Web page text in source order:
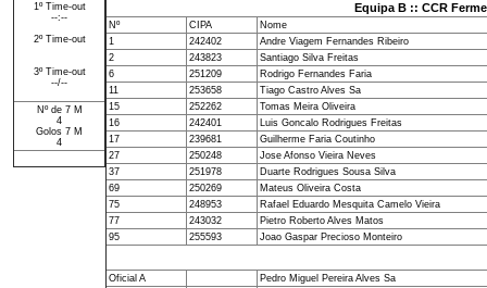
1º Time-out
--:--
2º Time-out
3º Time-out
--/--
Nº de 7 M
4
Golos 7 M
4
Equipa B :: CCR
Nº CIPA
Nome
1
242402
Andre Viagem Fernandes Ribeiro
2
243823
Santiago Silva Freitas
6
251209
Rodrigo Fernandes Faria
11
253658
Tiago Castro Alves Sa
15
252262
Tomas Meira Oliveira
16
242401
Luis Goncalo Rodrigues Freitas
17
239681
Guilherme Faria Coutinho
27
250248
Jose Afonso Vieira Neves
37
251978
Duarte Rodrigues Sousa Silva
69
250269
Mateus Oliveira Costa
75
248953
Rafael Eduardo Mesquita Camelo Vieira
77
243032
Pietro Roberto Alves Matos
95
255593 Joao Gaspar Precioso Monteiro
Oficial A
Pedro Miguel Pereira Alves Sa